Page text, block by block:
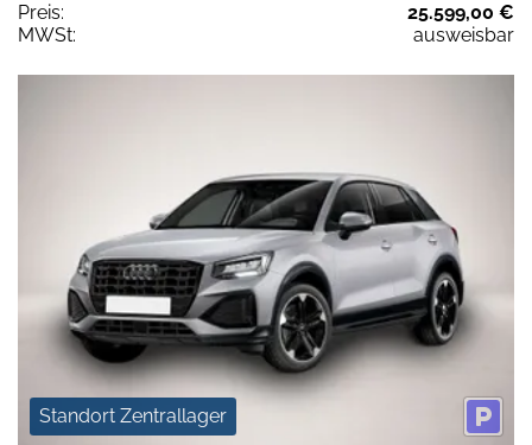
Preis:
25.599,00 €
MWSt:
ausweisbar
Standort Zentrallager